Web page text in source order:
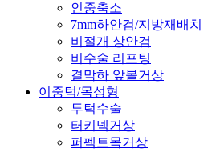
인중축소
7mm하안검/지방재배치
비절개 상안검
비수술 리프팅
결막하 앞볼거상
이중턱/목성형
투턱수술
터키넥거상
퍼펙트목거상